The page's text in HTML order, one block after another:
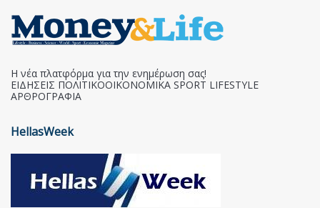
Η νέα πλατφόρμα για την ενημέρωση σας!
ΕΙΔΗΣΕΙΣ ΠΟΛΙΤΙΚΟΟΙΚΟΝΟΜΙΚΑ SPORT LIFESTYLE
ΑΡΘΡΟΓΡΑΦΙΑ
HellasWeek